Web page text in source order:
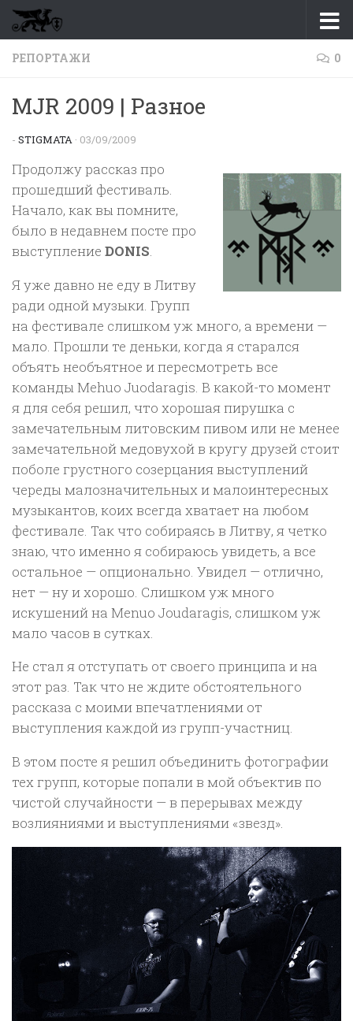
Перейти к содержимому
РЕПОРТАЖИ 0
MJR 2009 | Разное
- STIGMATA · 03/09/2009
Продолжу рассказ про
прошедший фестиваль.
Начало, как вы помните,
было в недавнем посте про
выступление DONIS.
Я уже давно не еду в Литву
ради одной музыки. Групп
на фестивале слишком уж много, а времени —
мало. Прошли те деньки, когда я старался
объять необъятное и пересмотреть все
команды Mehuo Juodaragis. В какой-то момент
я для себя решил, что хорошая пирушка с
замечательным литовским пивом или не менее
замечательной медовухой в кругу друзей стоит
поболе грустного созерцания выступлений
череды малозначительных и малоинтересных
музыкантов, коих всегда хватает на любом
фестивале. Так что собираясь в Литву, я четко
знаю, что именно я собираюсь увидеть, а все
остальное — опционально. Увидел — отлично,
нет — ну и хорошо. Слишком уж много
искушений на Menuo Joudaragis, слишком уж
мало часов в сутках.
Не стал я отступать от своего принципа и на
этот раз. Так что не ждите обстоятельного
рассказа с моими впечатлениями от
выступления каждой из групп-участниц.
В этом посте я решил объединить фотографии
тех групп, которые попали в мой объектив по
чистой случайности — в перерывах между
возлияниями и выступлениями «звезд».